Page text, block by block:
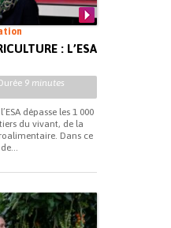
: L’ESA
9 minutes
dépasse les 1 000
du vivant, de la
Dans ce